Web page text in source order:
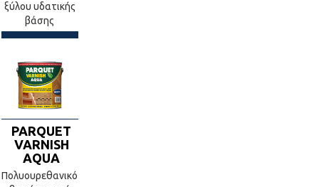
ξύλου υδατικής
βάσης
PARQUET
VARNISH
AQUA
Πολυουρεθανικό